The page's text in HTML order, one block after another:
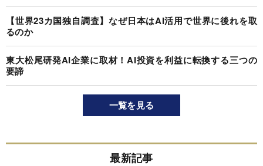
【世界23カ国独自調査】なぜ日本はAI活用で世界に後れを取
るのか
東大松尾研発AI企業に取材！AI投資を利益に転換する三つの
要諦
一覧を見る
最新記事